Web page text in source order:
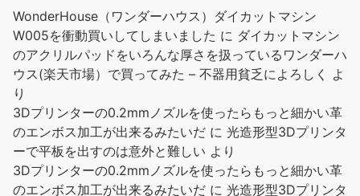
スホイール、指ぬき、はさみ、ワックス糸、およびさまざまな種
類のレザー縫製針が含まれており、レザー縫製プロジェクトのす
べてのニーズを満たすことができます。 レザーカー...
もっと読む
(2026年8月9日 13:08 GMT +09:00 時点 - 詳細はこちら
Amazon.co.jpで買う
WonderHouse（ワンダーハウス）ダイカットマシン
W005を衝動買いしてしまいました に ダイカットマシン
のアクリルパッドをいろんな厚さを扱っているワンダーハ
ウス(楽天市場）で買ってみた – 不器用貧乏によろしく
よ
り
3Dプリンターの0.2mmノズルを使ったらもっと細かい革
のエンボス加工が出来るみたいだ に 光造形型3Dプリンタ
ーで平板を出すのは意外と難しい より
3Dプリンターの0.2mmノズルを使ったらもっと細かい革
のエンボス加工が出来るみたいだ に 光造形型3Dプリンタ